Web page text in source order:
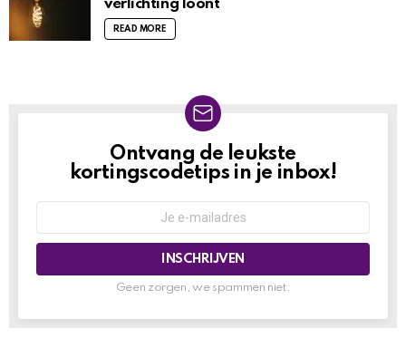
verlichting loont
READ MORE
NIEUWSBRIEFOntvang de leukste
kortingscodetips in je inbox!
Geen zorgen, we spammen niet.